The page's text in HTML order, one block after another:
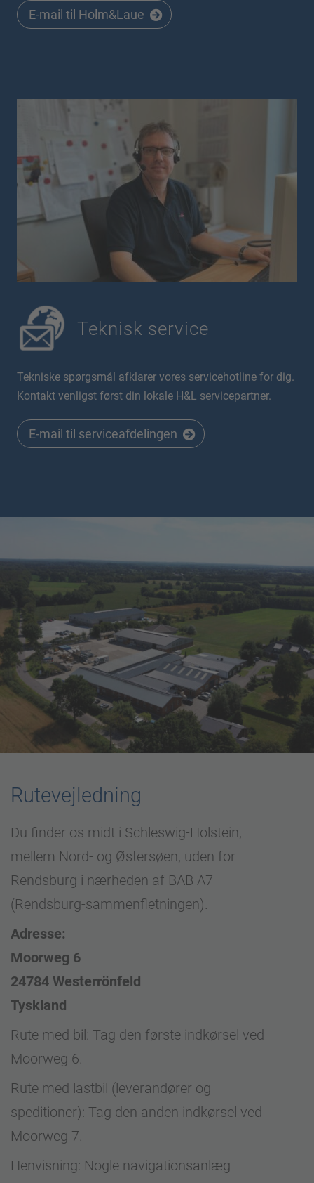
E-mail til Holm&Laue
Teknisk service
Tekniske spørgsmål afklarer vores servicehotline for dig.
Kontakt venligst først din lokale H&L servicepartner.
E-mail til serviceafdelingen
Rutevejledning
Du finder os midt i Schleswig-Holstein,
mellem Nord- og Østersøen, uden for
Rendsburg i nærheden af BAB A7
(Rendsburg-sammenfletningen).
Adresse:
Moorweg 6
24784 Westerrönfeld
Tyskland
Rute med bil: Tag den første indkørsel ved
Moorweg 6.
Rute med lastbil (leverandører og
speditioner): Tag den anden indkørsel ved
Moorweg 7.
Henvisning: Nogle navigationsanlæg